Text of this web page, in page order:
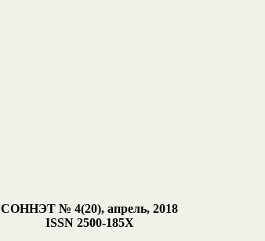
СОННЭТ № 4(20), апрель, 2018
ISSN 2500-185Х